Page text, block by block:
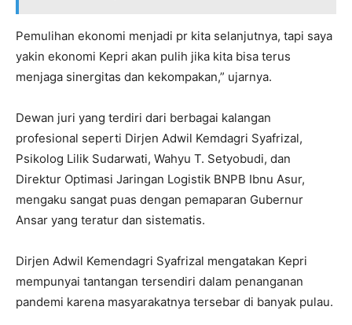
Pemulihan ekonomi menjadi pr kita selanjutnya, tapi saya
yakin ekonomi Kepri akan pulih jika kita bisa terus
menjaga sinergitas dan kekompakan,” ujarnya.
Dewan juri yang terdiri dari berbagai kalangan
profesional seperti Dirjen Adwil Kemdagri Syafrizal,
Psikolog Lilik Sudarwati, Wahyu T. Setyobudi, dan
Direktur Optimasi Jaringan Logistik BNPB Ibnu Asur,
mengaku sangat puas dengan pemaparan Gubernur
Ansar yang teratur dan sistematis.
Dirjen Adwil Kemendagri Syafrizal mengatakan Kepri
mempunyai tantangan tersendiri dalam penanganan
pandemi karena masyarakatnya tersebar di banyak pulau.